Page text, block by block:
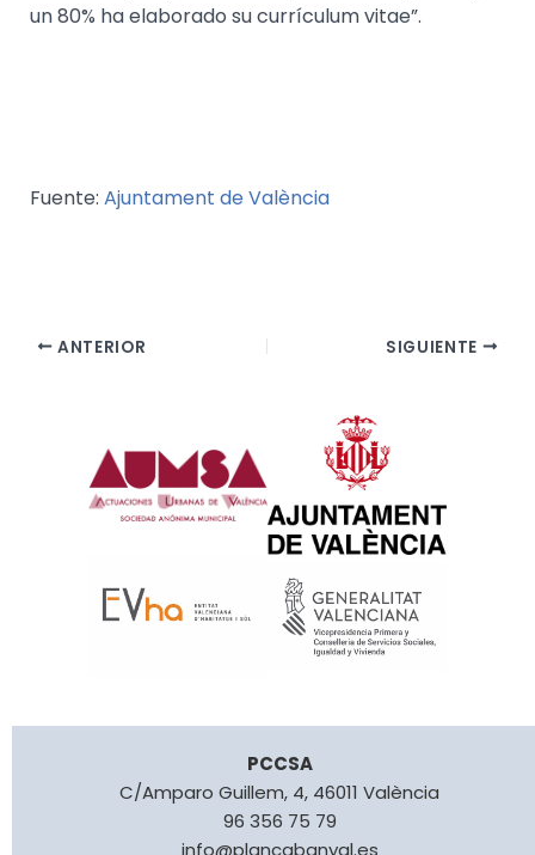
un 80% ha elaborado su currículum vitae”.
Fuente: Ajuntament de València
ANTERIOR SIGUIENTE
PCCSA
C/Amparo Guillem, 4, 46011 València
96 356 75 79